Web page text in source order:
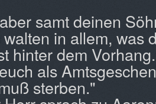
samt deinen
in allem, was
hinter dem
als
sterben."